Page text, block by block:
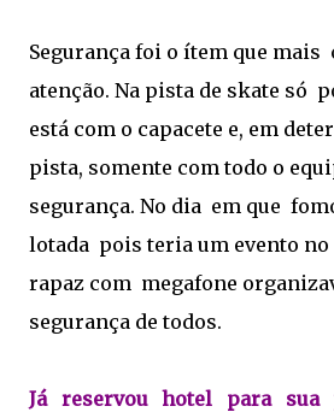
Segurança foi o ítem que
atenção. Na pista de skate só
está com o capacete e, em
pista, somente com todo o
segurança. No dia em que
lotada pois teria um evento no
rapaz com megafone
segurança de todos.
Já reservou hotel para sua